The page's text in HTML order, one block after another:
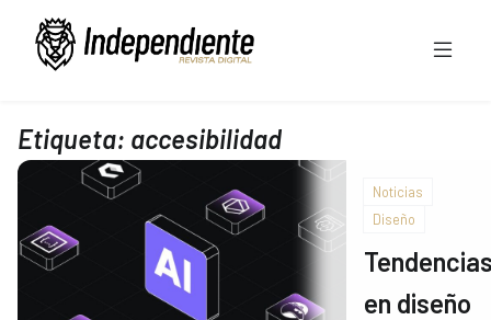
Etiqueta: accesibilidad
Noticias
Diseño
en diseño